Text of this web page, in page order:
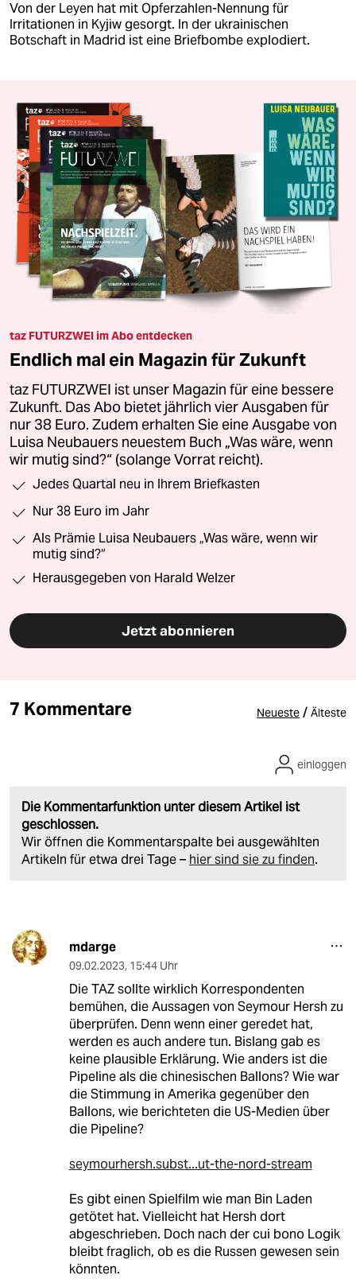
Von der Leyen hat mit Opferzahlen-Nennung für
Irritationen in Kyjiw gesorgt. In der ukrainischen
Botschaft in Madrid ist eine Briefbombe explodiert.
taz FUTURZWEI im Abo entdecken
Endlich mal ein Magazin für Zukunft
taz FUTURZWEI ist unser Magazin für eine bessere
Zukunft. Das Abo bietet jährlich vier Ausgaben für
nur 38 Euro. Zudem erhalten Sie eine Ausgabe von
Luisa Neubauers neuestem Buch „Was wäre, wenn
wir mutig sind?“ (solange Vorrat reicht).
Jedes Quartal neu in Ihrem Briefkasten
Nur 38 Euro im Jahr
Als Prämie Luisa Neubauers „Was wäre, wenn wir
mutig sind?“
Herausgegeben von Harald Welzer
Jetzt abonnieren
7 Kommentare Neueste / Älteste
Die Kommentarfunktion unter diesem Artikel ist
geschlossen.
Wir öffnen die Kommentarspalte bei ausgewählten
Artikeln für etwa drei Tage – hier sind sie zu finden.
einloggen
mdarge
09.02.2023, 15:44 Uhr
Die TAZ sollte wirklich Korrespondenten
bemühen, die Aussagen von Seymour Hersh zu
überprüfen. Denn wenn einer geredet hat,
werden es auch andere tun. Bislang gab es
keine plausible Erklärung. Wie anders ist die
Pipeline als die chinesischen Ballons? Wie war
die Stimmung in Amerika gegenüber den
Ballons, wie berichteten die US-Medien über
die Pipeline?
seymourhersh.subst...ut-the-nord-stream
Es gibt einen Spielfilm wie man Bin Laden
getötet hat. Vielleicht hat Hersh dort
abgeschrieben. Doch nach der cui bono Logik
bleibt fraglich, ob es die Russen gewesen sein
könnten.